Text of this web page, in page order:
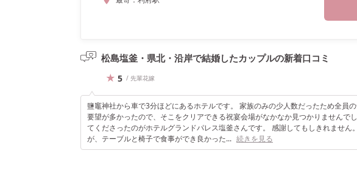
松島塩釜・県北・沿岸で結婚したカップルの新着口コミ
5 / 先輩花嫁
鹽竈神社から車で3分ほどにあるホテルです。 家族のみの少人数だったため全員
要望が多かったので、そこをクリアできる祝宴会場がなかなか見つかりませんで
てくださったのがホテルグランドパレス塩釜さんです。 感謝してもしきれません
が、テーブルと椅子で食事ができ良かった... 続きを見る